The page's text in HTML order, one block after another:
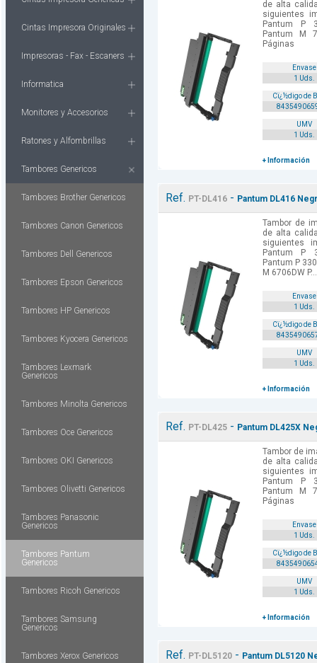
Cintas Impresora Originales
Impresoras - Fax - Escaners
Informatica
Monitores y Accesorios
Ratones y Alfombrillas
Tambores Genericos
Tambores Brother Genericos
Tambores Canon Genericos
Tambores Dell Genericos
Tambores Epson Genericos
Tambores HP Genericos
Tambores Kyocera Genericos
Tambores Lexmark
Genericos
Tambores Minolta Genericos
Tambores Oce Genericos
Tambores OKI Genericos
Tambores Olivetti Genericos
Tambores Panasonic
Genericos
Tambores Pantum
Genericos
Tambores Ricoh Genericos
Tambores Samsung
Genericos
Tambores Xerox Genericos
de alta
siguientes
Pantum P
Pantum M
Páginas
Envase
1 Uds.
Cï¿½digo de
UMV
1 Uds.
+ Información
Ref. PT-DL416- Pantum DL416
Tambor de
de alta
siguientes
Pantum P
Pantum P
M 6706DW P...
Envase
1 Uds.
Cï¿½digo de
UMV
1 Uds.
+ Información
Ref. PT-DL425- Pantum DL425X
Tambor de
de alta
siguientes
Pantum P
Pantum M
Páginas
Envase
1 Uds.
Cï¿½digo de
UMV
1 Uds.
+ Información
Ref. PT-DL5120- Pantum DL5120